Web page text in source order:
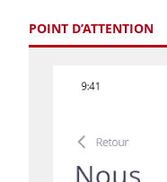
POINT D’ATTENTION